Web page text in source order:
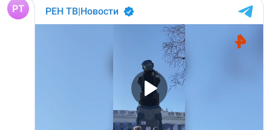
Сара Носс (119 лет)